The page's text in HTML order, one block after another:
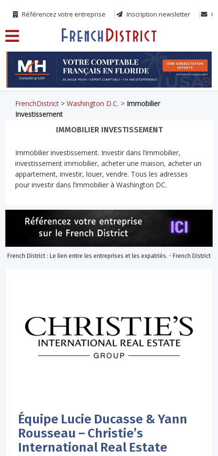
Référencez votre entreprise Inscription newsletter
FrenchDistrict >Washington D.C. > Immobilier
Investissement
IMMOBILIER INVESTISSEMENT
Immobilier investissement. Investir dans l’immobilier,
investissement immobilier, acheter une maison, acheter un
appartement, investir, louer, vendre. Tous les adresses
pour investir dans l’immobilier à Washington DC.
French District : Le lien entre les entreprises et les expatriés. - French District
Équipe Lucie Ducasse & Yann
Rousseau – Christie’s
International Real Estate